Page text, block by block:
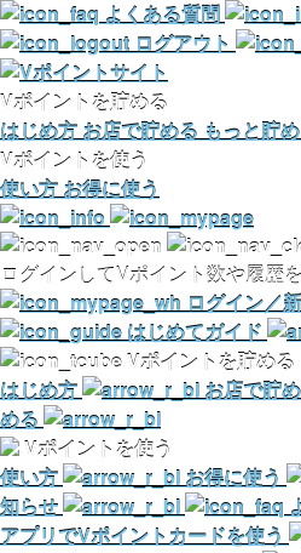
よくある質問
ログアウト
Vポイントを貯める
はじめ方 お店で貯める もっと貯
Vポイントを使う
使い方 お得に使う
ログインしてVポイント数や履歴
ログイン／
はじめてガイド
Vポイントを貯める
はじめ方
お店で貯
める
Vポイントを使う
使い方
お得に使う
知らせ
アプリでVポイントカードを使う